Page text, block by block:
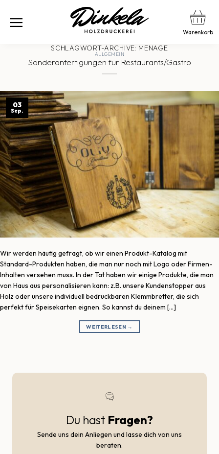
Warenkorb
SCHLAGWORT-ARCHIVE: MENAGE
ALLGEMEIN
Sonderanfertigungen für Restaurants/Gastro
03
Sep.
Wir werden häufig gefragt, ob wir einen Produkt-Katalog mit
Standard-Produkten haben, die man nur noch mit Logo oder Firmen-
Inhalten versehen muss. In der Tat haben wir einige Produkte, die man
von Haus aus personalisieren kann: z.B. unsere Kundenstopper aus
Holz oder unsere individuell bedruckbaren Klemmbretter, die sich
perfekt für Speisekarten eignen. So kannst du deinem […]
WEITERLESEN →
Du hast Fragen?
Sende uns dein Anliegen und lasse dich von uns
beraten.